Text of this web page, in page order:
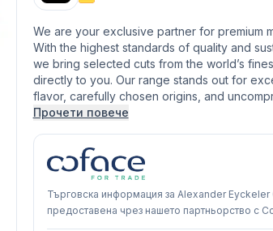
We are your exclusive partner for premium
With the highest standards of quality and
we bring selected cuts from the world’s
directly to you. Our range stands out for
flavor, carefully chosen origins, and
Прочети повече
Търговска информация за Alexander Eyckeler
предоставена чрез нашето партньорство с